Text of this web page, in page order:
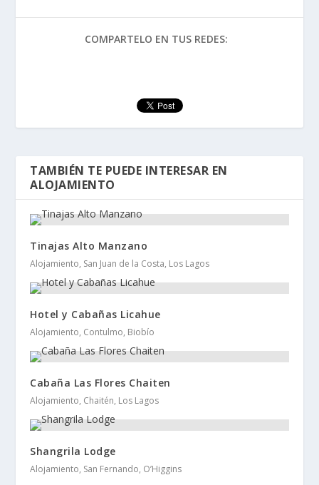
COMPARTELO EN TUS REDES:
TAMBIÉN TE PUEDE INTERESAR EN
ALOJAMIENTO
Tinajas Alto Manzano
Alojamiento, San Juan de la Costa, Los Lagos
Hotel y Cabañas Licahue
Alojamiento, Contulmo, Biobío
Cabaña Las Flores Chaiten
Alojamiento, Chaitén, Los Lagos
Shangrila Lodge
Alojamiento, San Fernando, O’Higgins